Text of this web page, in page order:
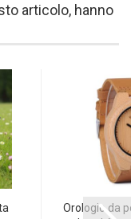
articolo, hanno
Orologio da